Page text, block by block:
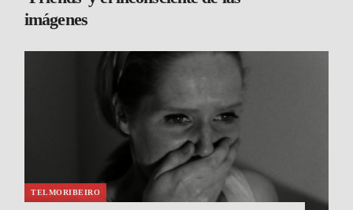
imágenes
TELMORIBEIRO